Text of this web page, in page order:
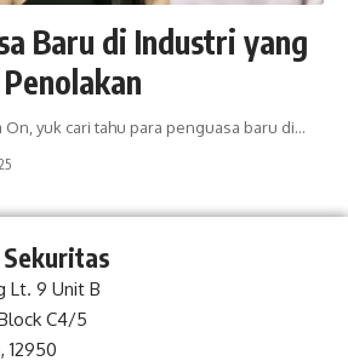
Baru di Industri yang
On, yuk cari tahu para penguasa baru di…
Lt. 9 Unit B
C4/5
12950